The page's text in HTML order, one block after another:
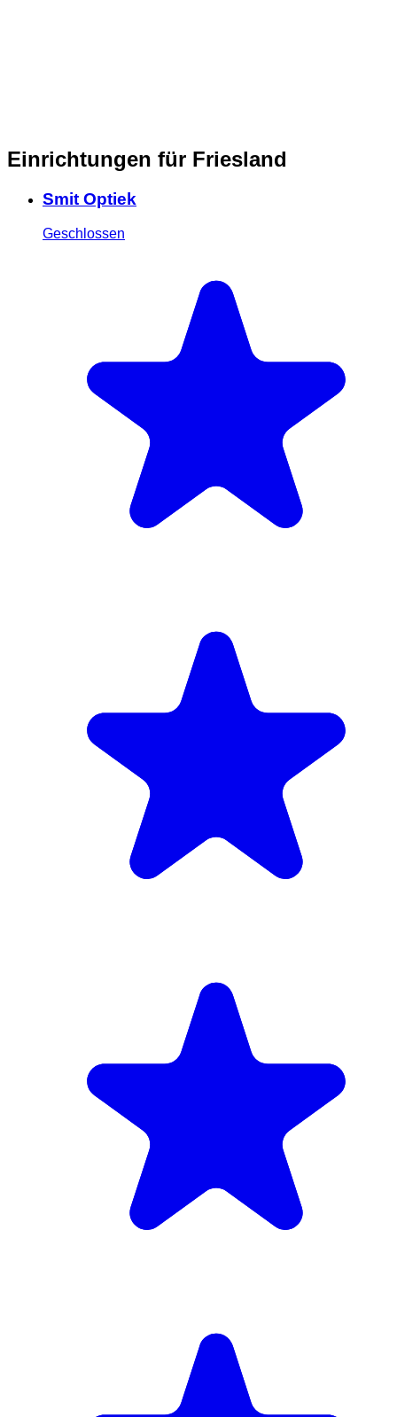
Einrichtungen für Friesland
Smit Optiek
Geschlossen